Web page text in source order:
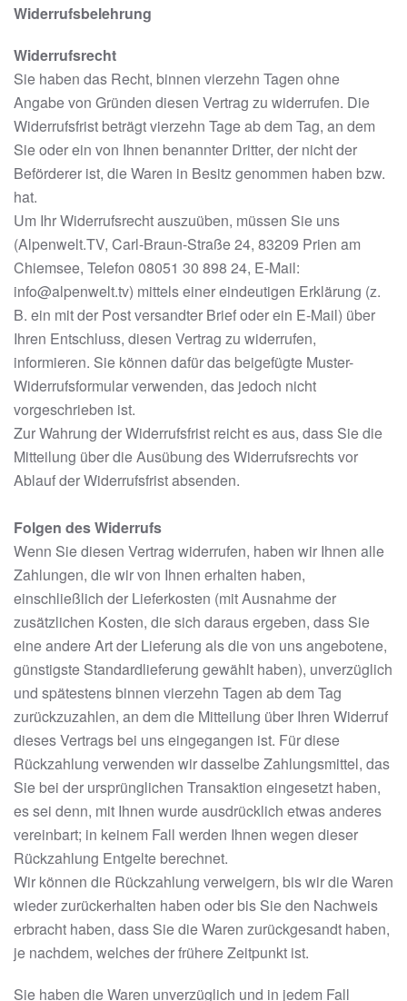
Widerrufsbelehrung
Widerrufsrecht
Sie haben das Recht, binnen vierzehn Tagen ohne
Angabe von Gründen diesen Vertrag zu widerrufen. Die
Widerrufsfrist beträgt vierzehn Tage ab dem Tag, an dem
Sie oder ein von Ihnen benannter Dritter, der nicht der
Beförderer ist, die Waren in Besitz genommen haben bzw.
hat.
Um Ihr Widerrufsrecht auszuüben, müssen Sie uns
(Alpenwelt.TV, Carl-Braun-Straße 24, 83209 Prien am
Chiemsee, Telefon 08051 30 898 24, E-Mail:
info@alpenwelt.tv) mittels einer eindeutigen Erklärung (z.
B. ein mit der Post versandter Brief oder ein E-Mail) über
Ihren Entschluss, diesen Vertrag zu widerrufen,
informieren. Sie können dafür das beigefügte Muster-
Widerrufsformular verwenden, das jedoch nicht
vorgeschrieben ist.
Zur Wahrung der Widerrufsfrist reicht es aus, dass Sie die
Mitteilung über die Ausübung des Widerrufsrechts vor
Ablauf der Widerrufsfrist absenden.
Folgen des Widerrufs
Wenn Sie diesen Vertrag widerrufen, haben wir Ihnen alle
Zahlungen, die wir von Ihnen erhalten haben,
einschließlich der Lieferkosten (mit Ausnahme der
zusätzlichen Kosten, die sich daraus ergeben, dass Sie
eine andere Art der Lieferung als die von uns angebotene,
günstigste Standardlieferung gewählt haben), unverzüglich
und spätestens binnen vierzehn Tagen ab dem Tag
zurückzuzahlen, an dem die Mitteilung über Ihren Widerruf
dieses Vertrags bei uns eingegangen ist. Für diese
Rückzahlung verwenden wir dasselbe Zahlungsmittel, das
Sie bei der ursprünglichen Transaktion eingesetzt haben,
es sei denn, mit Ihnen wurde ausdrücklich etwas anderes
vereinbart; in keinem Fall werden Ihnen wegen dieser
Rückzahlung Entgelte berechnet.
Wir können die Rückzahlung verweigern, bis wir die Waren
wieder zurückerhalten haben oder bis Sie den Nachweis
erbracht haben, dass Sie die Waren zurückgesandt haben,
je nachdem, welches der frühere Zeitpunkt ist.
Sie haben die Waren unverzüglich und in jedem Fall